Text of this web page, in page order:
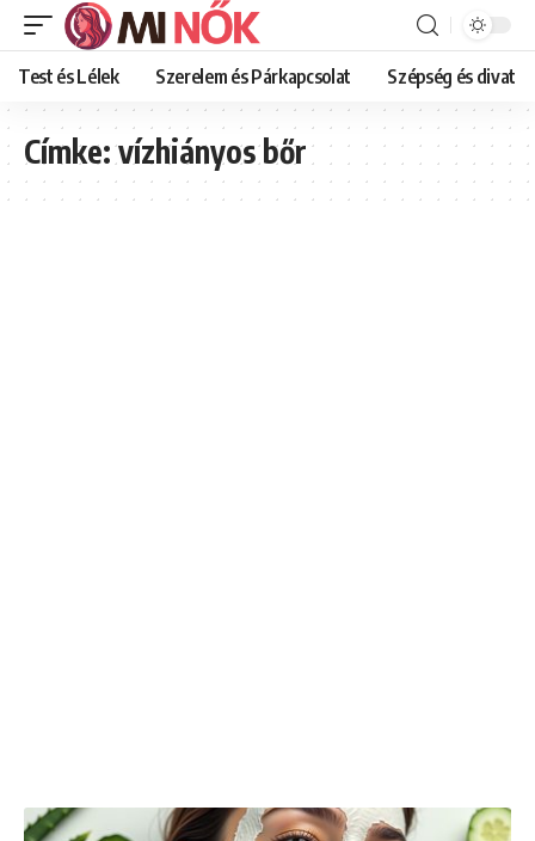
Test és Lélek Szerelem és Párkapcsolat Szépség és divat
Címke:vízhiányos bőr